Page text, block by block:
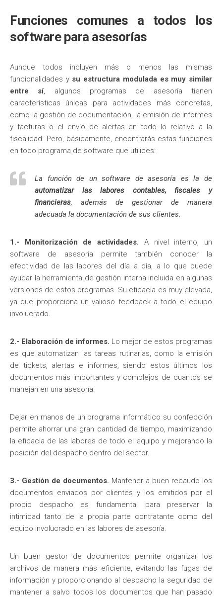
Funciones comunes a todos los
software para asesorías
Aunque todos incluyen más o menos las mismas
funcionalidades y su estructura modulada es muy similar
entre sí, algunos programas de asesoría tienen
características únicas para actividades más concretas,
como la gestión de documentación, la emisión de informes
y facturas o el envío de alertas en todo lo relativo a la
fiscalidad. Pero, básicamente, encontrarás estas funciones
en todo programa de software que utilices:
La función de un software de asesoría es la de
automatizar las labores contables, fiscales y
financieras, además de gestionar de manera
adecuada la documentación de sus clientes.
1.- Monitorización de actividades. A nivel interno, un
software de asesoría permite también conocer la
efectividad de las labores del día a día, a lo que puede
ayudar la herramienta de gestión interna incluida en algunas
versiones de estos programas. Su eficacia es muy elevada,
ya que proporciona un valioso feedback a todo el equipo
involucrado.
2.- Elaboración de informes. Lo mejor de estos programas
es que automatizan las tareas rutinarias, como la emisión
de tickets, alertas e informes, siendo estos últimos los
documentos más importantes y complejos de cuantos se
manejan en una asesoría.
Dejar en manos de un programa informático su confección
permite ahorrar una gran cantidad de tiempo, maximizando
la eficacia de las labores de todo el equipo y mejorando la
posición del despacho dentro del sector.
3.- Gestión de documentos. Mantener a buen recaudo los
documentos enviados por clientes y los emitidos por el
propio despacho es fundamental para preservar la
intimidad tanto de la propia parte contratante como del
equipo involucrado en las labores de asesoría.
Un buen gestor de documentos permite organizar los
archivos de manera más eficiente, evitando las fugas de
información y proporcionando al despacho la seguridad de
mantener a salvo todos los documentos que han pasado